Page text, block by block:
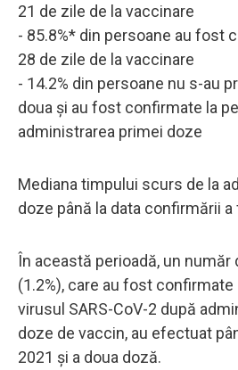
21 de zile de la vaccinare
- 85.8%* din persoane au fost
28 de zile de la vaccinare
- 14.2% din persoane nu s-au
doua și au fost confirmate la
administrarea primei doze
Mediana timpului scurs de la
doze până la data confirmării
În această perioadă, un număr
(1.2%), care au fost
virusul SARS-CoV-2 după
doze de vaccin, au efectuat
2021 și a doua doză.